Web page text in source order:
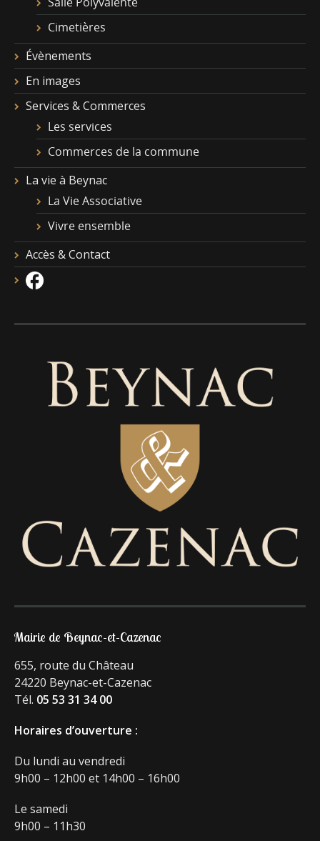
Cimetières
Évènements
En images
Services & Commerces
Les services
Commerces de la commune
La vie à Beynac
La Vie Associative
Vivre ensemble
Accès & Contact
Mairie de Beynac-et-Cazenac
655, route du Château
24220 Beynac-et-Cazenac
Tél. 05 53 31 34 00
Horaires d’ouverture :
Du lundi au vendredi
9h00 – 12h00 et 14h00 – 16h00
Le samedi
9h00 – 11h30